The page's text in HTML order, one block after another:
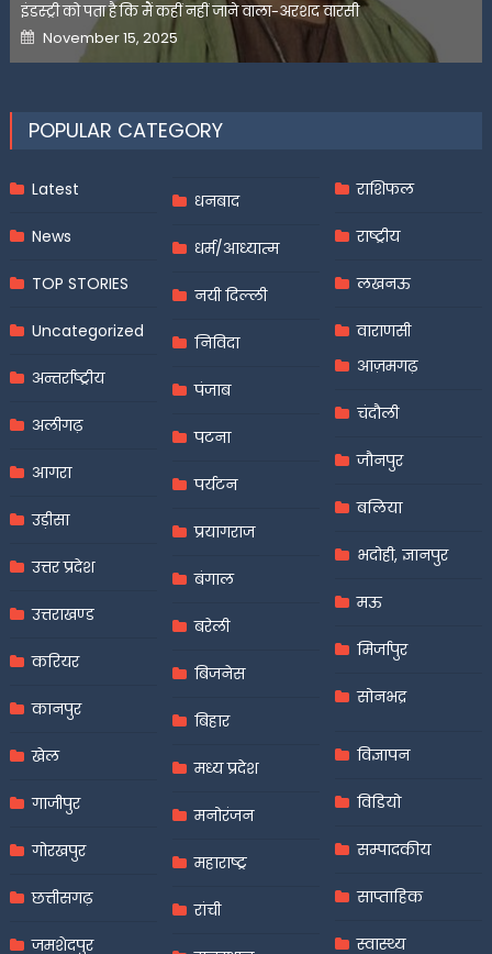
इंडस्ट्री को पता है कि मैं कहीं नहीं जाने वाला-अरशद वारसी
Posted
on
November 15, 2025
POPULAR CATEGORY
Latest
News
TOP STORIES
Uncategorized
अन्तर्राष्ट्रीय
अलीगढ़
आगरा
उड़ीसा
उत्तर प्रदेश
उत्तराखण्ड
करियर
कानपुर
खेल
गाजीपुर
गोरखपुर
छत्तीसगढ़
जमशेदपुर
धनबाद
धर्म/आध्यात्म
नयी दिल्ली
निविदा
पंजाब
पटना
पर्यटन
प्रयागराज
बंगाल
बरेली
बिजनेस
बिहार
मध्य प्रदेश
मनोरंजन
महाराष्ट्र
रांची
राशिफल
राष्ट्रीय
लखनऊ
वाराणसी
आज़मगढ़
चंदौली
जौनपुर
बलिया
भदोही, ज्ञानपुर
मऊ
मिर्जापुर
सोनभद्र
विज्ञापन
विडियो
सम्पादकीय
साप्ताहिक
स्वास्थ्य